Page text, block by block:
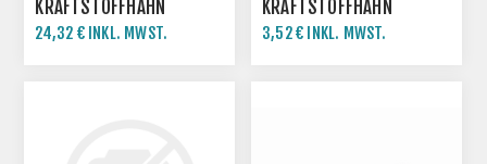
KRAFTSTOFFHAHN
SIMSON SR50 SR80 KR51
MZ
24,32 € INKL. MWST.
KRAFTSTOFFHAHN
SIMSON KR51 SR50 SR80
MZ TS ETZ
3,52 € INKL. MWST.